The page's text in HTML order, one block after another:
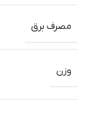
مصرف برق
وزن